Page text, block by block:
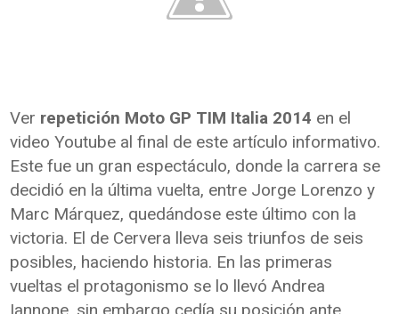
Ver repetición Moto GP TIM Italia 2014 en el
video Youtube al final de este artículo informativo.
Este fue un gran espectáculo, donde la carrera se
decidió en la última vuelta, entre Jorge Lorenzo y
Marc Márquez, quedándose este último con la
victoria. El de Cervera lleva seis triunfos de seis
posibles, haciendo historia. En las primeras
vueltas el protagonismo se lo llevó Andrea